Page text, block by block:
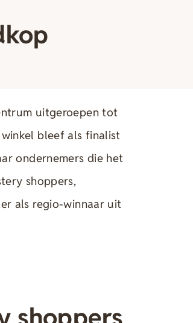
uitgeroepen tot
bleef als finalist
ondernemers die het
shoppers,
als regio-winnaar uit